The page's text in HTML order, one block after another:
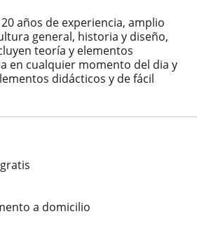
a domicilio
años de experiencia, amplio
general, historia y diseño,
teoría y elementos
en cualquier momento del dia y
didácticos y de fácil